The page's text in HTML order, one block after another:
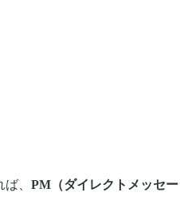
、 PM（ダイレクトメッセ